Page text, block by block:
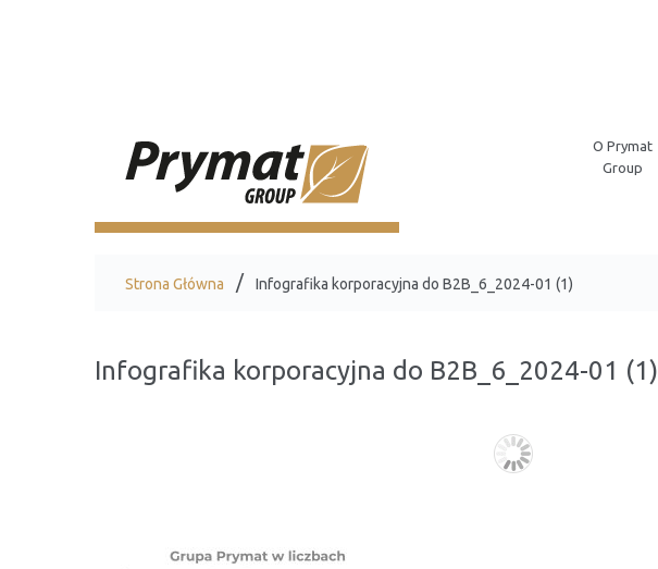
O Prymat
Group
Strona Główna Infografika korporacyjna do B2B_6_2024-01 (1)
Infografika korporacyjna do B2B_6_2024-01 (1)